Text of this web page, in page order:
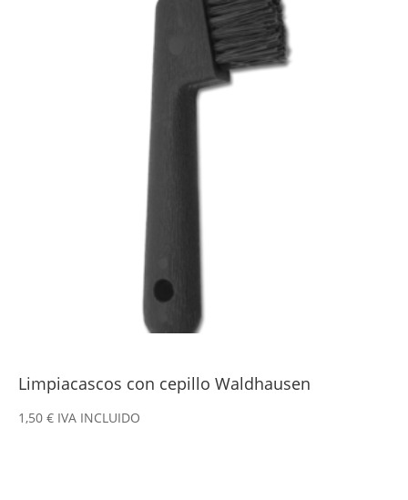
Limpiacascos con cepillo Waldhausen
1,50 € IVA INCLUIDO